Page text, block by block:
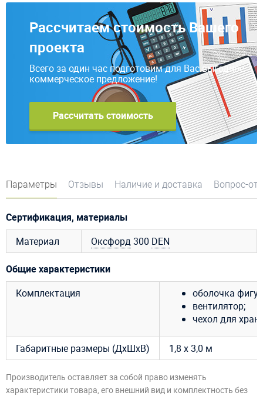
Рассчитаем стоимость Вашего
проекта
Всего за один час подготовим для Вас выгодное
коммерческое предложение!
Рассчитать стоимость
Параметры Отзывы Наличие и доставка Вопрос-
Сертификация, материалы
Материал
Оксфорд300 DEN
Общие характеристики
Комплектация
оболочка
вентилятор;
чехол для
Габаритные размеры (ДхШхВ) 1,8 х 3,0 м
Производитель оставляет за собой право изменять
характеристики товара, его внешний вид и комплектность без